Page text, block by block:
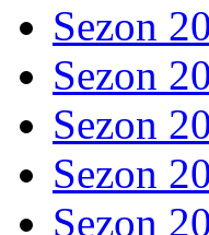
Sezon
Sezon
Sezon
Sezon
Sezon